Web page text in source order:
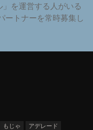
」を運営する人がいる
ートナーを常時募集し
もじゃ
アデレード